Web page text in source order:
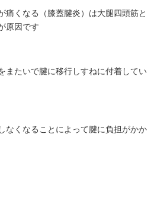
痛くなる（膝蓋腱炎）は大腿四頭筋と
原因です
またいで腱に移行しすねに付着してい
なくなることによって腱に負担がかか